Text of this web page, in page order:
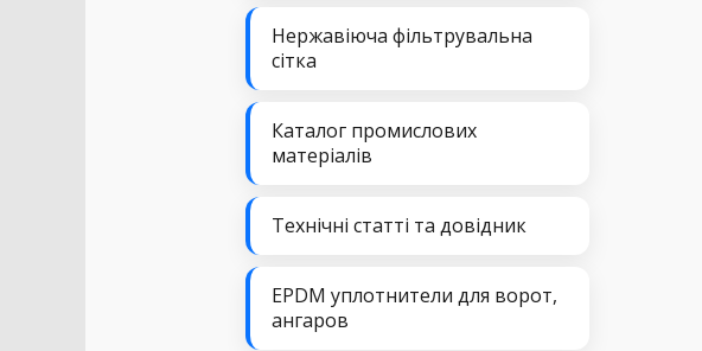
Нержавіюча фільтрувальна
сітка
Каталог промислових
матеріалів
Технічні статті та довідник
EPDM уплотнители для ворот,
ангаров